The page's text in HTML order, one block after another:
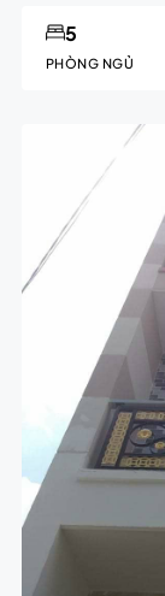
PHÒNG NGỦ
5